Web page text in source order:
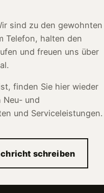
sind zu den gewohnten
Telefon, halten den
und freuen uns über
finden Sie hier wieder
Neu- und
und Serviceleistungen.
schreiben